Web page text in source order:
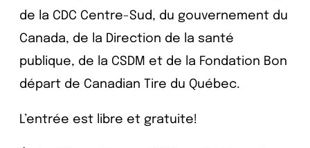
de la CDC Centre-Sud, du gouvernement du
Canada, de la Direction de la santé
publique, de la CSDM et de la Fondation Bon
départ de Canadian Tire du Québec.
L’entrée est libre et gratuite!